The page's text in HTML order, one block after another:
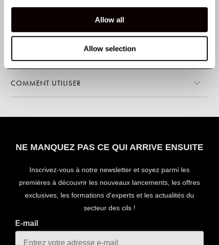
Allow all
Allow selection
COMMENT UTILISER
NE MANQUEZ PAS CE QUI ARRIVE ENSUITE
Inscrivez-vous à notre newsletter et soyez parmi les
premières à découvrir les nouveaux lancements, les offres
exclusives, les formations d'experts et les actualités du
secteur des cils !
E-mail